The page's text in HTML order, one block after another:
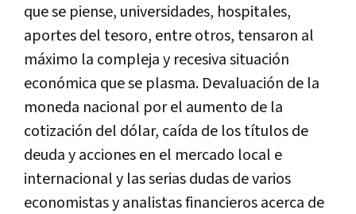
que se piense, universidades, hospitales,
aportes del tesoro, entre otros, tensaron al
máximo la compleja y recesiva situación
económica que se plasma. Devaluación de la
moneda nacional por el aumento de la
cotización del dólar, caída de los títulos de
deuda y acciones en el mercado local e
internacional y las serias dudas de varios
economistas y analistas financieros acerca de